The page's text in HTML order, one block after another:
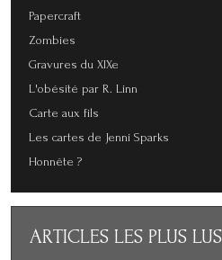
Papercraft
Zombies
Gravures du XIXe
L'obésité par R. Linn
Carte aux fils
Les cartes de Jenni Sparks
Honnête ?
ARTICLES LES PLUS LUS